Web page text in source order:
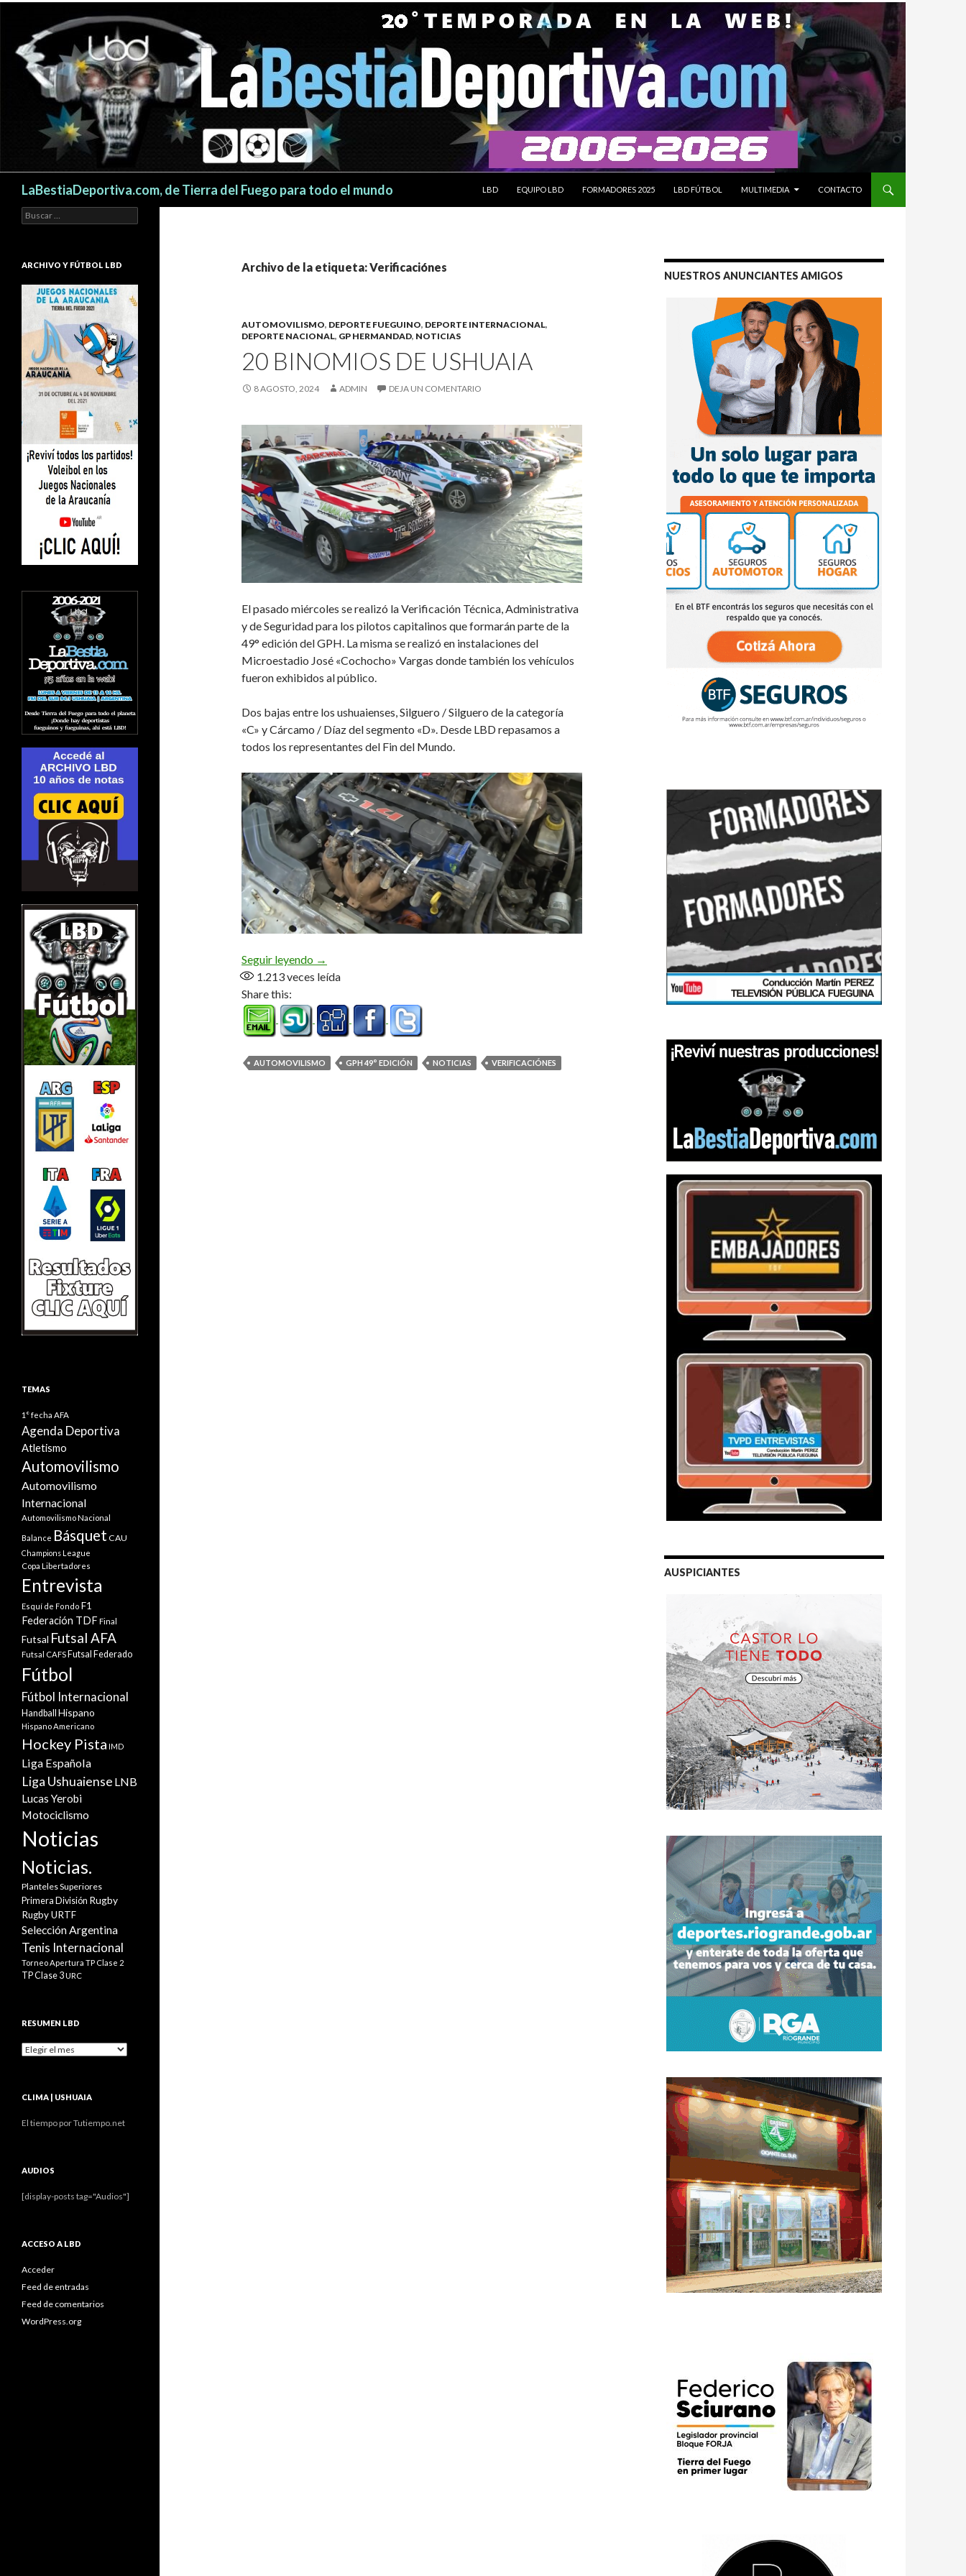
LaBestiaDeportiva.com, de Tierra del Fuego para todo el mundo
LBD
EQUIPO LBD FORMADORES 2025 LBD FÚTBOL MULTIMEDIA CONTACTO
Archivo de la etiqueta: Verificaciónes
AUTOMOVILISMO, DEPORTE FUEGUINO, DEPORTE INTERNACIONAL,
DEPORTE NACIONAL, GP HERMANDAD, NOTICIAS
20 BINOMIOS DE USHUAIA
8 AGOSTO, 2024 ADMIN DEJA UN COMENTARIO
El pasado miércoles se realizó la Verificación Técnica, Administrativa
y de Seguridad para los pilotos capitalinos que formarán parte de la
49° edición del GPH. La misma se realizó en instalaciones del
Microestadio José «Cochocho» Vargas donde también los vehículos
fueron exhibidos al público.
Dos bajas entre los ushuaienses, Silguero / Silguero de la categoría
«C» y Cárcamo / Díaz del segmento «D». Desde LBD repasamos a
todos los representantes del Fin del Mundo.
Seguir leyendo 20 binomios de Ushuaia
→
1.213veces leída
Share this:
AUTOMOVILISMO GPH 49° EDICIÓN NOTICIAS VERIFICACIÓNES
NUESTROS ANUNCIANTES AMIGOS
AUSPICIANTES
Buscar:
ARCHIVO Y FÚTBOL LBD
TEMAS
1° fecha AFA
Agenda Deportiva
Atletismo
Automovilismo
Automovilismo
Internacional
Automovilismo Nacional
Balance Básquet CAU
Champions League
Copa Libertadores
Entrevista
Esquí de Fondo F1
Federación TDF Final
Futsal Futsal AFA
Futsal CAFS Futsal Federado
Fútbol
Fútbol Internacional
Handball Hispano
Hispano Americano
Hockey Pista IMD
Liga Española
Liga Ushuaiense LNB
Lucas Yerobi
Motociclismo
Noticias
Noticias.
Planteles Superiores
Primera División Rugby
Rugby URTF
Selección Argentina
Tenis Internacional
Torneo Apertura TP Clase 2
TP Clase 3URC
RESUMEN LBD
Resumen
CLIMA | USHUAIA
El tiempo por Tutiempo.net
AUDIOS
[display-posts tag="Audios"]
ACCESO A LBD
Acceder
Feed de entradas
Feed de comentarios
WordPress.org